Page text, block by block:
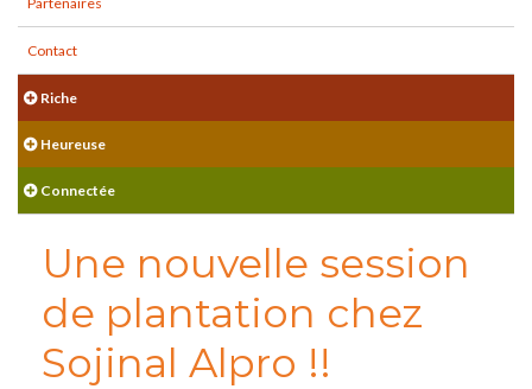
Contact
Riche
Heureuse
Connectée
Une nouvelle session
de plantation chez
Sojinal Alpro !!